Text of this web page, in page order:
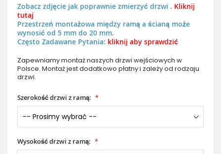
Zobacz zdjęcie jak poprawnie zmierzyć drzwi . Kliknij
tutaj
Przestrzeń montażowa między ramą a ścianą może
wynosić od 5 mm do 20 mm.
Często Zadawane Pytania: kliknij aby sprawdzić
Zapewniamy montaż naszych drzwi wejściowych w
Polsce. Montaż jest dodatkowo płatny i zależy od rodzaju
drzwi.
Szerokość drzwi z ramą:
Wysokość drzwi z ramą: